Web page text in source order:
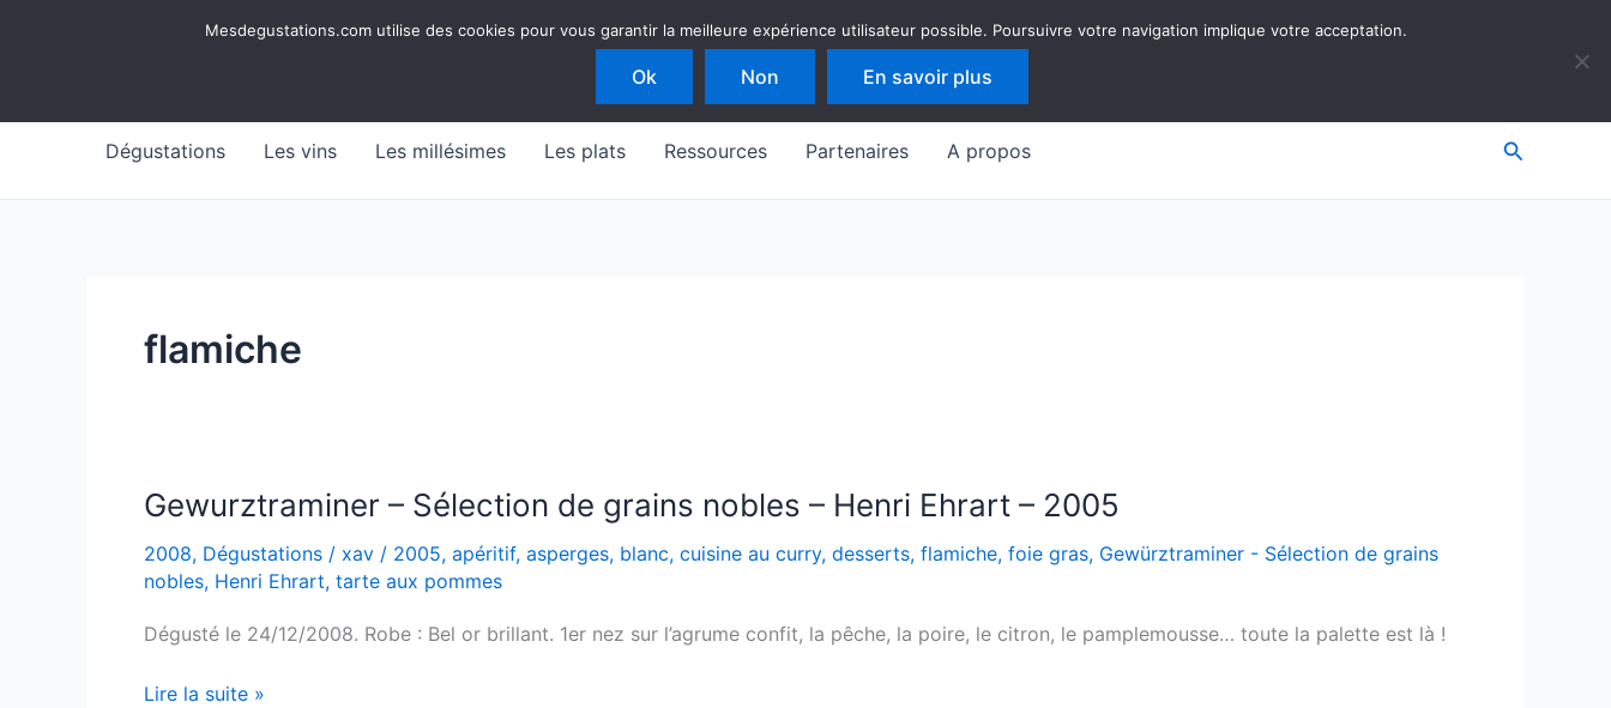
Mesdegustations
Dégustations Les vins Les millésimes Les plats Ressources Partenaires A propos
flamiche
Gewurztraminer – Sélection de grains nobles – Henri Ehrart – 2005
2008, Dégustations / xav / 2005, apéritif, asperges, blanc, cuisine au curry, desserts, flamiche, foie gras, Gewürztraminer - Sélection de grains
nobles, Henri Ehrart, tarte aux pommes
Dégusté le 24/12/2008. Robe : Bel or brillant. 1er nez sur l’agrume confit, la pêche, la poire, le citron, le pamplemousse… toute la palette est là !
Gewurztraminer
Lire la suite »
Mesdegustations.com utilise des cookies pour vous garantir la meilleure expérience utilisateur possible. Poursuivre votre navigation implique votre acceptation.
Ok Non En savoir plus